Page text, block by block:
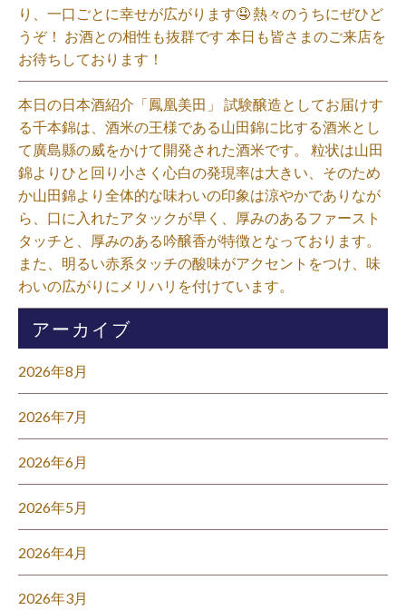
り、一口ごとに幸せが広がります🤤 熱々のうちにぜひど
うぞ！ お酒との相性も抜群です 本日も皆さまのご来店を
お待ちしております！⁡
本日の日本酒紹介「鳳凰美田」 試験醸造としてお届けす
る千本錦は、酒米の王様である山田錦に比する酒米とし
て廣島縣の威をかけて開発された酒米です。 粒状は山田
錦よりひと回り小さく心白の発現率は大きい、そのため
か山田錦より全体的な味わいの印象は涼やかでありなが
ら、口に入れたアタックが早く、厚みのあるファースト
タッチと、厚みのある吟醸香が特徴となっております。
また、明るい赤系タッチの酸味がアクセントをつけ、味
わいの広がりにメリハリを付けています。⁡
アーカイブ
2026年8月
2026年7月
2026年6月
2026年5月
2026年4月
2026年3月